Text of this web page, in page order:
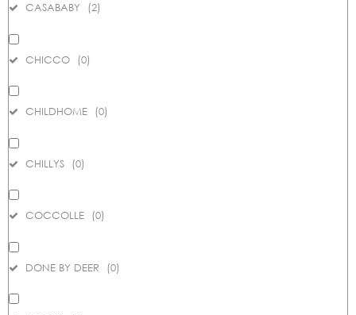
CASABABY (2)
CHICCO (0)
CHILDHOME (0)
CHILLYS (0)
COCCOLLE (0)
DONE BY DEER (0)